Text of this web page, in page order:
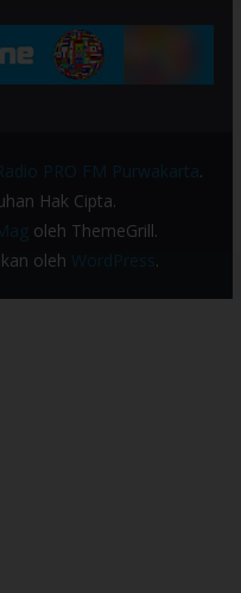
PRO FM Purwakarta.
Hak Cipta.
oleh ThemeGrill.
oleh WordPress .